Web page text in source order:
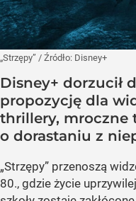
„Strzępy” / Źródło: Disney+
Disney+ dorzucił
propozycję dla
thrillery, mroczne
o dorastaniu z
„Strzępy” przenoszą
80., gdzie życie